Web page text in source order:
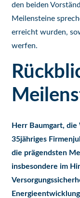
den beiden
Meilensteine
erreicht wurden,
werfen.
Herr Baumgart,
35jähriges
die prägendsten
insbesondere im